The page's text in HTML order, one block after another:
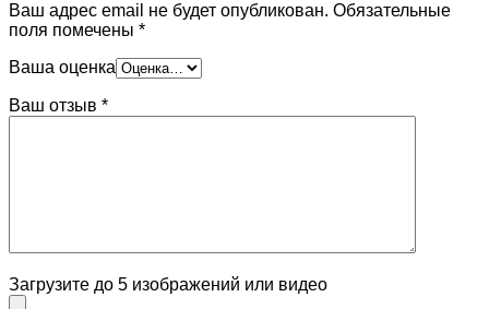
Ваш адрес email не будет опубликован. Обязательные
поля помечены *
Ваша оценка
Ваш отзыв *
Загрузите до 5 изображений или видео